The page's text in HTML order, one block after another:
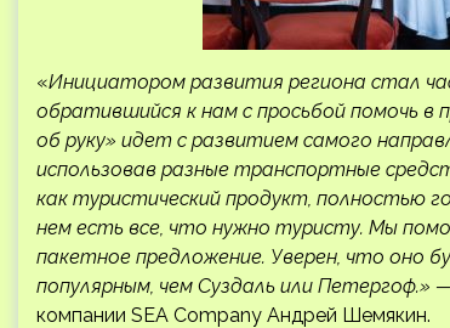
«Инициатором развития региона стал
обратившийся к нам с просьбой помочь в
об руку» идет с развитием самого
использовав разные транспортные
как туристический продукт, полностью
нем есть все, что нужно туристу. Мы
пакетное предложение. Уверен, что оно
популярным, чем Суздаль или Петергоф.» —
компании SEA Company Андрей Шемякин.